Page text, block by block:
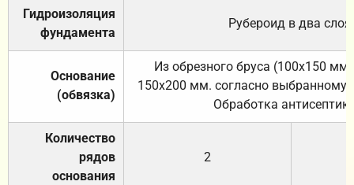
Гидроизоляция
фундамента
Рубероид в два слоя.
Основание
(обвязка)
Из обрезного бруса (100х150
150х200 мм. согласно выбранному
Обработка
Количество
рядов
основания
2